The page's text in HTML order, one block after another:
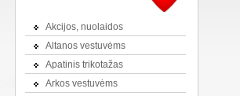
Akcijos, nuolaidos
Altanos vestuvėms
Apatinis trikotažas
Arkos vestuvėms